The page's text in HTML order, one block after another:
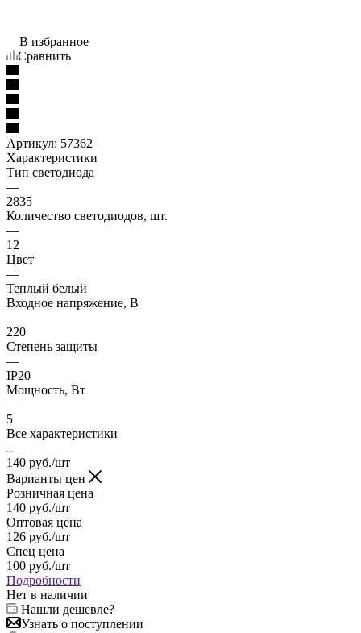
В избранное
Сравнить
Артикул: 57362
Характеристики
Тип светодиода
—
2835
Количество светодиодов, шт.
—
12
Цвет
—
Теплый белый
Входное напряжение, В
—
220
Степень защиты
—
IP20
Мощность, Вт
—
5
Все характеристики
140 руб./шт
Варианты цен
Розничная цена
140 руб./шт
Оптовая цена
126 руб./шт
Спец цена
100 руб./шт
Подробности
Нет в наличии
Нашли дешевле?
Узнать о поступлении